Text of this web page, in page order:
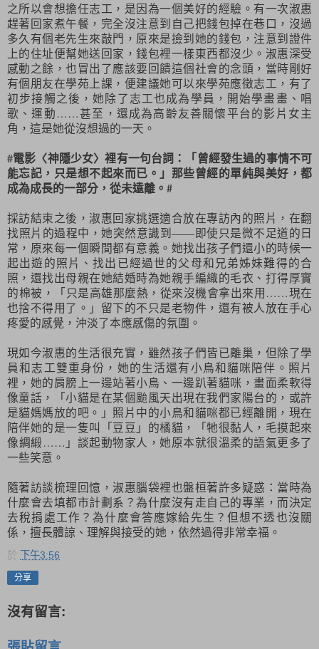
之所以會想擔任志工，是因為一個美好的經驗。有一次淑惠
趕著回家煮午餐，完全沒注意到自己把錢包掉在巷口，沒過
多久有個老先生來敲門，原來是撿到她的錢包，注意到證件
上的住址便幫她送回家，錢包裡一樣東西都沒少。淑惠深受
感動之餘，也冒出了應該要回饋這個社會的念頭，當時剛好
有個朋友在學苑上課，便建議她可以來學苑應徵志工，有了
初步接觸之後，她除了志工也成為學員，開始學畫畫、唱
歌、運動……甚至，還成為高齡友善關懷平台的影片女主
角，這是她從沒想過的一天。
#電影〈神隱少女〉裡有一句台詞：「曾經發生過的事情不可
能忘記，只是想不起來而已。」那些曾經的單純與美好，都
成為成長的一部分，從未遠離。#
採訪結束之後，淑惠回家挑選適合放在專訪內的照片，在翻
找照片的過程中，她突然意識到——即使只是微不足道的日
常，原來每一個瞬間都有意義。她找出孩子們還小的時候一
起出遊的照片、找出已經過世的父母和兄弟姊妹難得的合
照，還找出母親在她結婚時為她親手編織的毛衣、打得厚實
的棉被，「只是高雄那麼熱，從來沒機會拿出來用……現在
也捨不得用了。」留下的不只是老物件，還有被人放在手心
疼愛的感覺，沖淡了本應感傷的氛圍。
現如今淑惠的生活很充實，雖然孩子們皆已離巢，但除了學
員和志工雙重身份，她的生活還有小鳥和貓咪陪伴。照片
裡，她的肩膀上一邊站著小鳥、一邊趴著貓咪，畫面柔軟得
像童話，「小貓是在某個颱風天出現在我們家陽台的，或許
是貓媽媽放的吧。」照片中的小鳥和貓咪都已經離開，現在
陪伴她的是一隻叫「豆豆」的橘貓，「牠很黏人，毛摸起來
像綢緞……」談起動物家人，她原本就很溫柔的語氣更多了
一些笑意。
隨著訪談梳理回憶，淑惠腦袋裡也盤桓著許多疑惑：當時為
什麼會去填都市計劃系？為什麼沒有走自己的專業，而決定
去稅捐處工作？為什麼會答應嫁給先生？但想不透也沒關
係，擅長體諒、理解與接受的她，依然過得非常幸福。
於 下午3:56
分享
沒有留言: